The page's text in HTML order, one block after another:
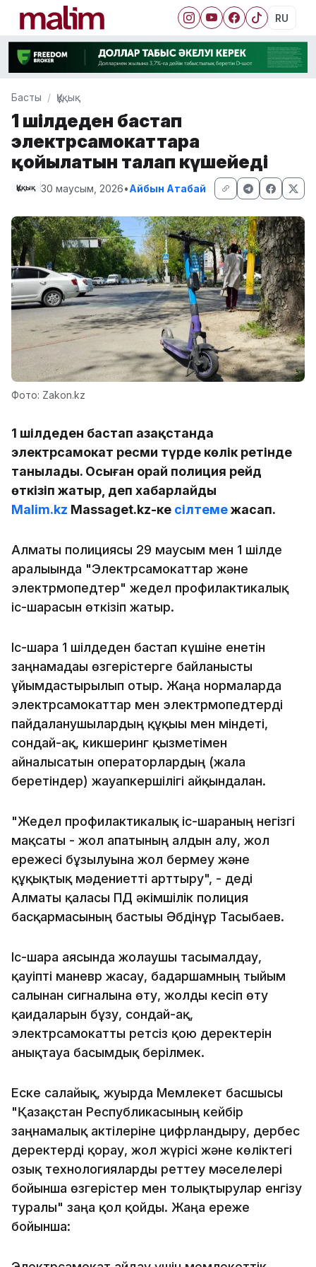
RU
Басты Құқық
1 шілдеден бастап
электрсамокаттарға
қойылатын талап күшейеді
Құқық 30 маусым, 2026•Айбын Атабай
Фото: Zakon.kz
1 шілдеден бастап Қазақстанда
электрсамокат ресми түрде көлік ретінде
танылады. Осыған орай полиция рейд
өткізіп жатыр, деп хабарлайды
Malim.kz Massaget.kz-ке сілтемежасап.
Алматы полициясы 29 маусым мен 1 шілде
аралығында "Электрсамокаттар және
электрмопедтер" жедел профилактикалық
іс-шарасын өткізіп жатыр.
Іс-шара 1 шілдеден бастап күшіне енетін
заңнамадағы өзгерістерге байланысты
ұйымдастырылып отыр. Жаңа нормаларда
электрсамокаттар мен электрмопедтерді
пайдаланушылардың құқығы мен міндеті,
сондай-ақ, кикшеринг қызметімен
айналысатын операторлардың (жалға
беретіндер) жауапкершілігі айқындалған.
"Жедел профилактикалық іс-шараның негізгі
мақсаты - жол апатының алдын алу, жол
ережесі бұзылуына жол бермеу және
құқықтық мәдениетті арттыру", - деді
Алматы қаласы ПД әкімшілік полиция
басқармасының бастығы Әбдінұр Тасыбаев.
Іс-шара аясында жолаушы тасымалдау,
қауіпті маневр жасау, бағдаршамның тыйым
салынған сигналына өту, жолды кесіп өту
қағидаларын бұзу, сондай-ақ,
электрсамокатты ретсіз қою деректерін
анықтауға басымдық берілмек.
Еске салайық, жуырда Мемлекет басшысы
"Қазақстан Республикасының кейбір
заңнамалық актілеріне цифрландыру, дербес
деректерді қорғау, жол жүрісі және көліктегі
озық технологияларды реттеу мәселелері
бойынша өзгерістер мен толықтырулар енгізу
туралы" заңға қол қойды. Жаңа ереже
бойынша: